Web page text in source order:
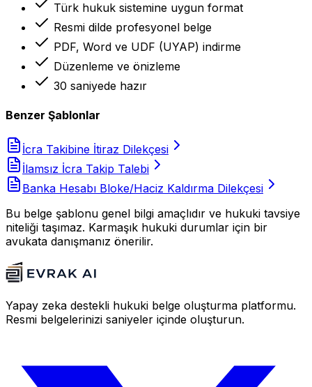
Türk hukuk sistemine uygun format
Resmi dilde profesyonel belge
PDF, Word ve UDF (UYAP) indirme
Düzenleme ve önizleme
30 saniyede hazır
Benzer Şablonlar
İcra Takibine İtiraz Dilekçesi
İlamsız İcra Takip Talebi
Banka Hesabı Bloke/Haciz Kaldırma Dilekçesi
Bu belge şablonu genel bilgi amaçlıdır ve hukuki tavsiye
niteliği taşımaz. Karmaşık hukuki durumlar için bir
avukata danışmanız önerilir.
Yapay zeka destekli hukuki belge oluşturma platformu.
Resmi belgelerinizi saniyeler içinde oluşturun.